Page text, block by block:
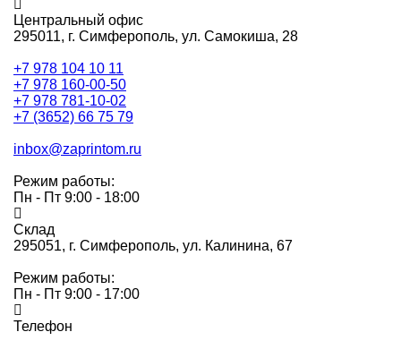
Центральный офис
295011, г. Симферополь, ул. Самокиша, 28
+7 978 104 10 11
+7 978 160-00-50
+7 978 781-10-02
+7 (3652) 66 75 79
inbox@zaprintom.ru
Режим работы:
Пн - Пт 9:00 - 18:00
Склад
295051, г. Симферополь, ул. Калинина, 67
Режим работы:
Пн - Пт 9:00 - 17:00
Телефон